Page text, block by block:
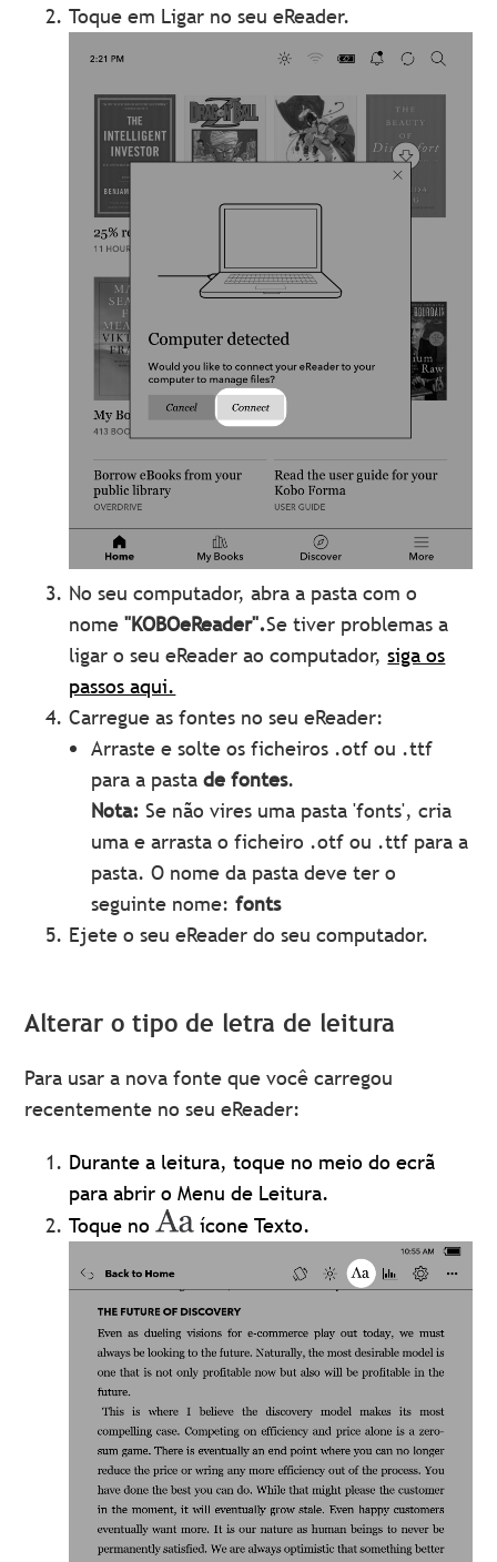
Toque em Ligar no seueReader.
No seu computador, abra a pasta com o
nome"KOBOeReader".Se tiver problemas a
ligar o seu eReader ao computador,siga os
passos aqui.
Carregue as fontes no seu eReader:
Arraste e solte os ficheiros .otf ou .ttf
para a pastade fontes.
Nota: Se não vires uma pasta 'fonts', cria
uma e arrasta o ficheiro .otf ou .ttf para a
pasta. O nome da pasta deve ter o
seguinte nome:fonts
Ejete o seu eReader do seu computador.
Alterar o tipo de letra de leitura
Para usar a nova fonte que você carregou
recentemente no seu eReader:
Durante a leitura, toque no meio do ecrã
para abrir o Menu de Leitura.
Toque no
ícone Texto.